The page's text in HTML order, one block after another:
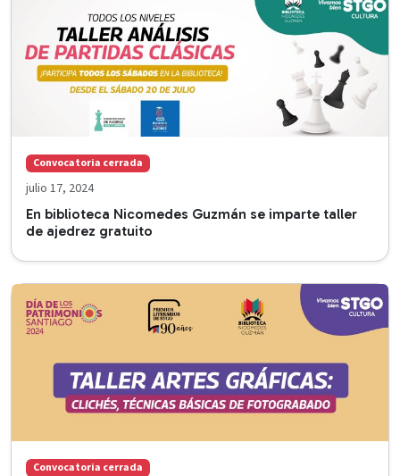
Convocatoria cerrada
julio 17, 2024
En biblioteca Nicomedes Guzmán se imparte taller
de ajedrez gratuito
Convocatoria cerrada